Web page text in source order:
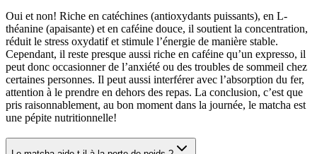
Oui et non! Riche en catéchines (antioxydants puissants), en L-
théanine (apaisante) et en caféine douce, il soutient la concentration,
réduit le stress oxydatif et stimule l’énergie de manière stable.
Cependant, il reste presque aussi riche en caféine qu’un expresso, il
peut donc occasionner de l’anxiété ou des troubles de sommeil chez
certaines personnes. Il peut aussi interférer avec l’absorption du fer,
attention à le prendre en dehors des repas. La conclusion, c’est que
pris raisonnablement, au bon moment dans la journée, le matcha est
une pépite nutritionnelle!